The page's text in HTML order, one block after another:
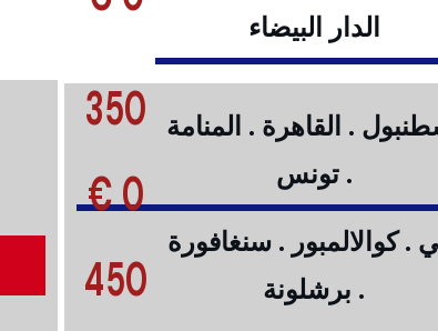
الدار البيضاء
. القاهرة . المنامة
. تونس
350
0 €
. كوالالمبور . سنغافورة
. برشلونة
450